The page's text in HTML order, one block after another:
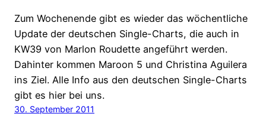
Zum Wochenende gibt es wieder das wöchentliche
Update der deutschen Single-Charts, die auch in
KW39 von Marlon Roudette angeführt werden.
Dahinter kommen Maroon 5 und Christina Aguilera
ins Ziel. Alle Info aus den deutschen Single-Charts
gibt es hier bei uns.
30. September 2011